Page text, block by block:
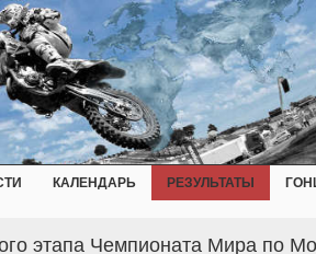
КАЛЕНДАРЬ РЕЗУЛЬТАТЫ
этапа Чемпионата Мира по